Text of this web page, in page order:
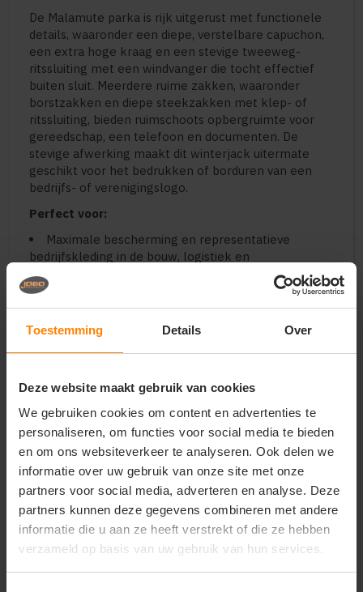
Toestemming Details Over
Deze website maakt gebruik van cookies
We gebruiken cookies om content en advertenties te
personaliseren, om functies voor social media te bieden
en om ons websiteverkeer te analyseren. Ook delen we
informatie over uw gebruik van onze site met onze
partners voor social media, adverteren en analyse. Deze
partners kunnen deze gegevens combineren met andere
informatie die u aan ze heeft verstrekt of die ze hebben
verzameld op basis van uw gebruik van hun services.
De Malamute parka is rijk uitgerust met functionele
details, waaronder een diepe, verstelbare capuchon,
een extra hoge kraag en een stevige tweeweg-
ritssluiting met een windvanger die tocht effectief
buiten sluit. Meerdere ruime zakken, waaronder
borstzakken en diepe steekzakken met klep- of
ritssluiting, bieden ruimschoots opbergruimte voor
gereedschap, een telefoon en documenten. De
stevige afwerking maakt dit winterjack uitermate
geschikt voor het bedrukken of borduren van een
bedrijfs- of verenigingslogo.
Perfect voor:
Maximale bescherming en representatieve
bedrijfskleding in de bouw, logistiek en
buitendiensten
Uniforme winterkleding voor evenementencrew,
outdoor-gidsen en verenigingen
Hoogwaardige en duurzame werkkleding voor
extreme weersomstandigheden
Bescherming:Wind- en waterdicht
buitenmateriaal met getapte naden en een warme
wintervoering
Pasvorm: Ruime, comfortabele unisex-pasvorm
die geschikt is voor heren en dames
Design:Verstelbare capuchon, hoge kraag,
stormflap en functionele tweeweg-ritssluiting
Opbergruimte:Verschillende ruime binnen- en
buitenzakken voor het veilig bewaren van spullen
Veredeling:Stevig materiaal van topkwaliteit,